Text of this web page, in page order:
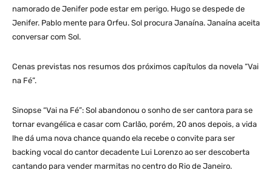
namorado de Jenifer pode estar em perigo. Hugo se despede de
Jenifer. Pablo mente para Orfeu. Sol procura Janaína. Janaína aceita
conversar com Sol.
Cenas previstas nos resumos dos próximos capítulos da novela “Vai
na Fé”.
Sinopse “Vai na Fé”: Sol abandonou o sonho de ser cantora para se
tornar evangélica e casar com Carlão, porém, 20 anos depois, a vida
lhe dá uma nova chance quando ela recebe o convite para ser
backing vocal do cantor decadente Lui Lorenzo ao ser descoberta
cantando para vender marmitas no centro do Rio de Janeiro.